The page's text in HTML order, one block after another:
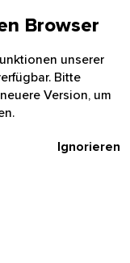
Browser
unserer
Bitte
Version, um
Ignorieren